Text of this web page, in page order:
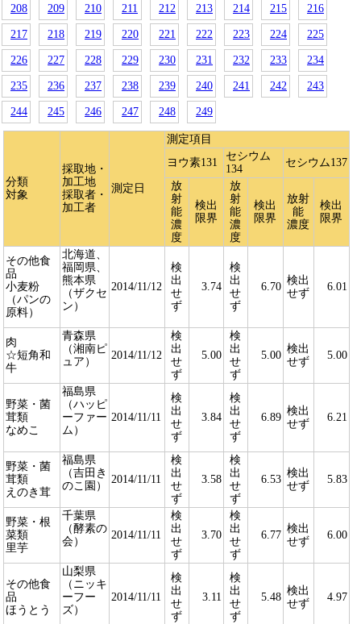
208 209 210 211 212 213 214 215 216
217 218 219 220 221 222 223 224 225
226 227 228 229 230 231 232 233 234
235 236 237 238 239 240 241 242 243
244 245 246 247 248 249
分類
対象
採取地・
加工地
採取者・
加工者
測定日
測定項目
ヨウ素131
セシウム
134
セシウム137
放
射
能
濃
度
検出
限界
放
射
能
濃
度
検出
限界
放射
能
濃度
検出
限界
その他食
品
小麦粉
（パンの
原料）
北海道、
福岡県、
熊本県
（ザクセ
ン）
2014/11/12
検
出
せ
ず
3.74
検
出
せ
ず
6.70
検出
せず
6.01
肉
☆短角和
牛
青森県
（湘南ピ
ュア）
2014/11/12
検
出
せ
ず
5.00
検
出
せ
ず
5.00
検出
せず
5.00
野菜・菌
茸類
なめこ
福島県
（ハッピ
ーファー
ム）
2014/11/11
検
出
せ
ず
3.84
検
出
せ
ず
6.89
検出
せず
6.21
野菜・菌
茸類
えのき茸
福島県
（吉田き
のこ園）
2014/11/11
検
出
せ
ず
3.58
検
出
せ
ず
6.53
検出
せず
5.83
野菜・根
菜類
里芋
千葉県
（酵素の
会）
2014/11/11
検
出
せ
ず
3.70
検
出
せ
ず
6.77
検出
せず
6.00
その他食
品
ほうとう
山梨県
（ニッキ
ーフー
ズ）
2014/11/11
検
出
せ
ず
3.11
検
出
せ
ず
5.48
検出
せず
4.97